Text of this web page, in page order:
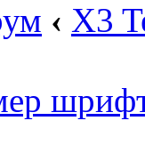
‹ X3